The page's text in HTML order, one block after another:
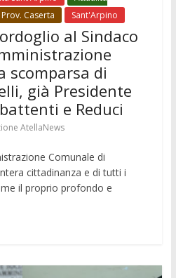
Prov. Caserta Sant'Arpino
al Sindaco
scomparsa di
già Presidente
e Reduci
AtellaNews
Comunale di
cittadinanza e di tutti i
il proprio profondo e